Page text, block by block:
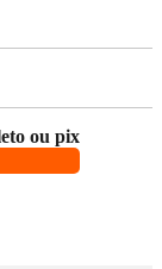
ou pix